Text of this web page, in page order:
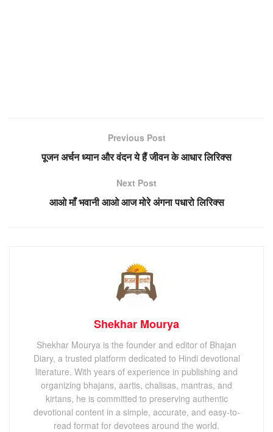
Previous Post
पूजन अर्चन ध्यान और वंदन ये हैं जीवन के आधार लिरिक्स
Next Post
आओ माँ भवानी आओ आज मोरे अंगना पधारो लिरिक्स
Shekhar Mourya
Shekhar Mourya is the founder and editor of Bhajan
Diary, a trusted platform dedicated to Hindi devotional
literature. With years of experience in publishing and
organizing bhajans, aartis, chalisas, mantras, and
kirtans, he is committed to preserving authentic
devotional content in a simple, accurate, and easy-to-
read format for devotees around the world.